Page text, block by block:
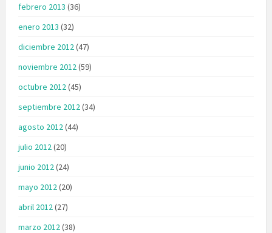
febrero 2013 (36)
enero 2013 (32)
diciembre 2012(47)
noviembre 2012(59)
octubre 2012(45)
septiembre 2012(34)
agosto 2012(44)
julio 2012(20)
junio 2012(24)
mayo 2012(20)
abril 2012(27)
marzo 2012(38)